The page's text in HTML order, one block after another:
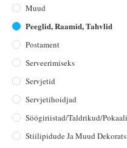
Muud
Peeglid, Raamid, Tahvlid
Postament
Serveerimiseks
Servjetid
Servjetihoidjad
Söögiriistad/taldrikud/
Stiilipidude Ja Muud